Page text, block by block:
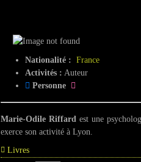
Nationalité : France
Activités : Auteur
Personne
Marie-Odile Riffard est une
exerce son activité à Lyon.
Livres